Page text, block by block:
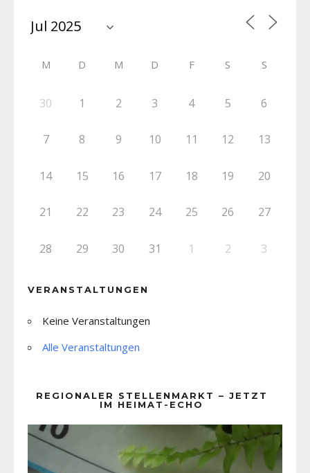
M D M D F S S
30 1 2 3 4 5 6
7 8 9 10 11 12 13
14 15 16 17 18 19 20
21 22 23 24 25 26 27
28 29 30 31 1 2 3
VERANSTALTUNGEN
Keine Veranstaltungen
Alle Veranstaltungen
REGIONALER STELLENMARKT – JETZT
IM HEIMAT-ECHO
Player